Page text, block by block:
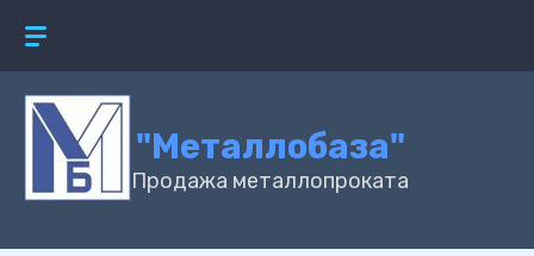
"Металлобаза"
Продажа металлопроката